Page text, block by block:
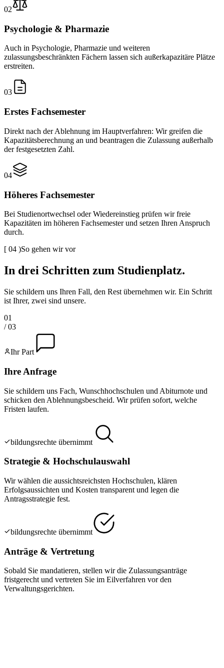
02
Psychologie & Pharmazie
Auch in Psychologie, Pharmazie und weiteren
zulassungsbeschränkten Fächern lassen sich außerkapazitäre Plätze
erstreiten.
03
Erstes Fachsemester
Direkt nach der Ablehnung im Hauptverfahren: Wir greifen die
Kapazitätsberechnung an und beantragen die Zulassung außerhalb
der festgesetzten Zahl.
04
Höheres Fachsemester
Bei Studienortwechsel oder Wiedereinstieg prüfen wir freie
Kapazitäten im höheren Fachsemester und setzen Ihren Anspruch
durch.
[ 04 )So gehen wir vor
In drei Schritten zum Studienplatz.
Sie schildern uns Ihren Fall, den Rest übernehmen wir. Ein Schritt
ist Ihrer, zwei sind unsere.
01
/ 03
Ihr Part
Ihre Anfrage
Sie schildern uns Fach, Wunschhochschulen und Abiturnote und
schicken den Ablehnungsbescheid. Wir prüfen sofort, welche
Fristen laufen.
bildungsrechte übernimmt
Strategie & Hochschulauswahl
Wir wählen die aussichtsreichsten Hochschulen, klären
Erfolgsaussichten und Kosten transparent und legen die
Antragsstrategie fest.
bildungsrechte übernimmt
Anträge & Vertretung
Sobald Sie mandatieren, stellen wir die Zulassungsanträge
fristgerecht und vertreten Sie im Eilverfahren vor den
Verwaltungsgerichten.